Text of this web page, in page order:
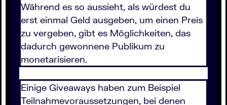
Während es so aussieht, als würdest du
erst einmal Geld ausgeben, um einen Preis
zu vergeben, gibt es Möglichkeiten, das
dadurch gewonnene Publikum zu
monetarisieren.
Einige Giveaways haben zum Beispiel
Teilnahmevoraussetzungen, bei denen